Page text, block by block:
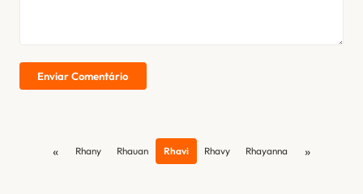
Enviar Comentário
« Rhany Rhauan Rhavi Rhavy Rhayanna »